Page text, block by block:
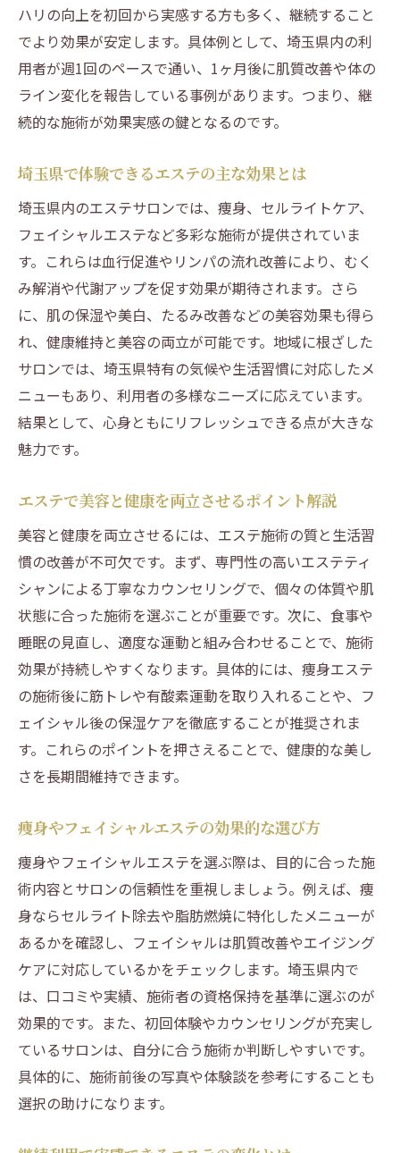
痩身エステは意味ない？効果に差が出る理
由
痩身エステ10回で見える変化と実感のコツ
エステで無理なく継続するためのサロン選
び
エステで肌質改善を目指す人に贈るヒント
の秘訣
肌質改善サロンとエステの違いと選び方
フェイシャルエステと肌質改善の相乗効果
を知ろう
エステの継続で得られる美肌へのプロセス
解説
大宮の肌質改善サロンに学ぶエステ活用法
エステで肌悩みを解決するためのポイント
フェイシャルエステの意味と期待できる変化
果
フェイシャルエステは意味ない？効果の本
音
エステ選びで美肌と小顔を目指すための秘
訣
フェイシャルエステ人気の理由と魅力を解
剖
エステで叶える理想のフェイシャルケア方
法
さいたまで受けるフェイシャルエステの選
セルライトケアで本当に効果を感じる方法
セルライトエステの効果と感じ方の違いに
注目
セルライトケアは意味ない？効果を高める
工夫
エステでセルライト対策を成功させるポイ
ント
エステ施術でセルライト改善を実感するコ
ツ
エステでのセルライトケアが選ばれる理由
法
ハリの向上を初回から実感する方も多く、継続すること
でより効果が安定します。具体例として、埼玉県内の利
用者が週1回のペースで通い、1ヶ月後に肌質改善や体の
ライン変化を報告している事例があります。つまり、継
続的な施術が効果実感の鍵となるのです。
埼玉県で体験できるエステの主な効果とは
埼玉県内のエステサロンでは、痩身、セルライトケア、
フェイシャルエステなど多彩な施術が提供されていま
す。これらは血行促進やリンパの流れ改善により、むく
み解消や代謝アップを促す効果が期待されます。さら
に、肌の保湿や美白、たるみ改善などの美容効果も得ら
れ、健康維持と美容の両立が可能です。地域に根ざした
サロンでは、埼玉県特有の気候や生活習慣に対応したメ
ニューもあり、利用者の多様なニーズに応えています。
結果として、心身ともにリフレッシュできる点が大きな
魅力です。
エステで美容と健康を両立させるポイント解説
美容と健康を両立させるには、エステ施術の質と生活習
慣の改善が不可欠です。まず、専門性の高いエステティ
シャンによる丁寧なカウンセリングで、個々の体質や肌
状態に合った施術を選ぶことが重要です。次に、食事や
睡眠の見直し、適度な運動と組み合わせることで、施術
効果が持続しやすくなります。具体的には、痩身エステ
の施術後に筋トレや有酸素運動を取り入れることや、フ
ェイシャル後の保湿ケアを徹底することが推奨されま
す。これらのポイントを押さえることで、健康的な美し
さを長期間維持できます。
痩身やフェイシャルエステの効果的な選び方
痩身やフェイシャルエステを選ぶ際は、目的に合った施
術内容とサロンの信頼性を重視しましょう。例えば、痩
身ならセルライト除去や脂肪燃焼に特化したメニューが
あるかを確認し、フェイシャルは肌質改善やエイジング
ケアに対応しているかをチェックします。埼玉県内で
は、口コミや実績、施術者の資格保持を基準に選ぶのが
効果的です。また、初回体験やカウンセリングが充実し
ているサロンは、自分に合う施術か判断しやすいです。
具体的に、施術前後の写真や体験談を参考にすることも
選択の助けになります。